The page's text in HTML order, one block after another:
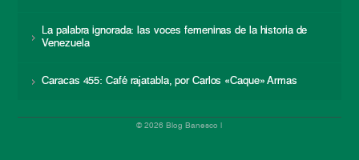
La palabra ignorada: las voces femeninas de la historia de
Venezuela
Caracas 455: Café rajatabla, por Carlos «Caque» Armas
© 2026 Blog Banesco |